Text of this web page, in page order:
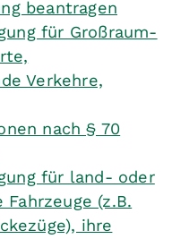
beantragen
für Großraum-
Verkehre,
nach § 70
für land- oder
(z.B.
ihre